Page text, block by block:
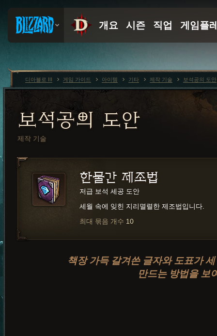
보석공의 도안
제작 기술
한물간 제조법
저급 보석 세공 도안
세월 속에 잊힌 지리멸렬한 제조법입니다.
최대 묶음 개수 10
책장 가득 갈겨쓴 글자와 도표가
만드는 방법을 보
디아블로 III 게임 가이드 아이템 기타 제작 기술 보석공의 도안